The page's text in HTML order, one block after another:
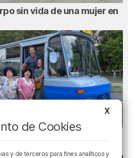
sin vida de una mujer en
en Bilbao, Bizkaia y
10 de agosto
X
de Cookies
y de terceros para fines analíticos y